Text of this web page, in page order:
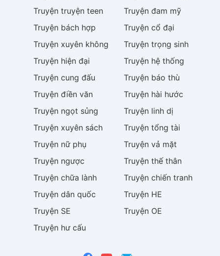
Truyện truyện teen Truyện đam mỹ
Truyện bách hợp Truyện cổ đại
Truyện xuyên không Truyện trọng sinh
Truyện hiện đại Truyện hệ thống
Truyện cung đấu Truyện báo thù
Truyện điền văn Truyện hài hước
Truyện ngọt sủng Truyện linh dị
Truyện xuyên sách Truyện tổng tài
Truyện nữ phụ Truyện vả mặt
Truyện ngược Truyện thế thân
Truyện chữa lành Truyện chiến tranh
Truyện dân quốc Truyện HE
Truyện SE Truyện OE
Truyện hư cấu